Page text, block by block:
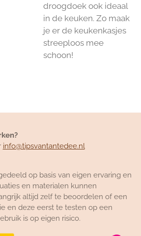
droogdoek ook ideaal
in de keuken. Zo maak
je er de keukenkasjes
streeploos mee
schoon!
info@tipsvantantedee.nl
op basis van eigen ervaring en
en materialen kunnen
altijd zelf te beoordelen of een
en deze eerst te testen op een
is op eigen risico.